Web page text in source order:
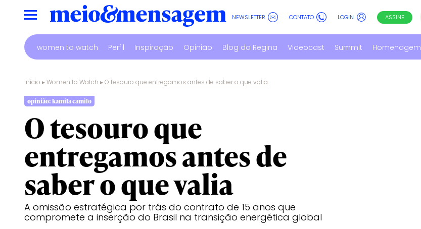
NEWSLETTER CONTATO LOGIN ASSINE
women to watch Perfil Inspiração Opinião Blog da Regina Videocast Summit Homenagem
Início ▸Women to Watch ▸O tesouro que entregamos antes de saber o que valia
opinião: kamila camilo
O tesouro que
entregamos antes de
saber o que valia
A omissão estratégica por trás do contrato de 15 anos que
compromete a inserção do Brasil na transição energética global